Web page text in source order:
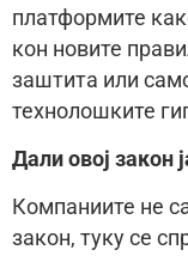
платформите
кон новите
заштита или
технолошките
Дали овој закон
Компаниите не
закон, туку се